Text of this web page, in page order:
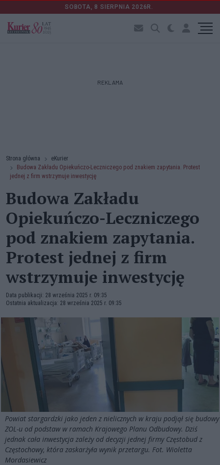
SOBOTA, 8 SIERPNIA 2026R.
REKLAMA
Strona główna
eKurier
Budowa Zakładu Opiekuńczo-Leczniczego pod znakiem zapytania. Protest
jednej z firm wstrzymuje inwestycję
Budowa Zakładu
Opiekuńczo-Leczniczego
pod znakiem zapytania.
Protest jednej z firm
wstrzymuje inwestycję
Data publikacji: 28 września 2025 r. 09:35
Ostatnia aktualizacja: 28 września 2025 r. 09:35
Powiat stargardzki jako jeden z nielicznych w kraju podjął się budowy
ZOL-u od podstaw w ramach Krajowego Planu Odbudowy. Dziś
jednak cała inwestycja zależy od decyzji jednej firmy Częstobud z
Częstochowy, która zaskarżyła wynik przetargu. Fot. Wioletta
Mordasiewicz